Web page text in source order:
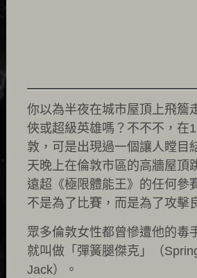
你以為半夜在城市屋頂上飛簷
俠或超級英雄嗎？不不不，在
敦，可是出現過一個讓人瞠目
天晚上在倫敦市區的高牆屋頂
遠超《極限體能王》的任何參
不是為了比賽，而是為了攻擊
眾多倫敦女性都曾慘遭他的毒
就叫做「彈簧腿傑克」（
Jack）。